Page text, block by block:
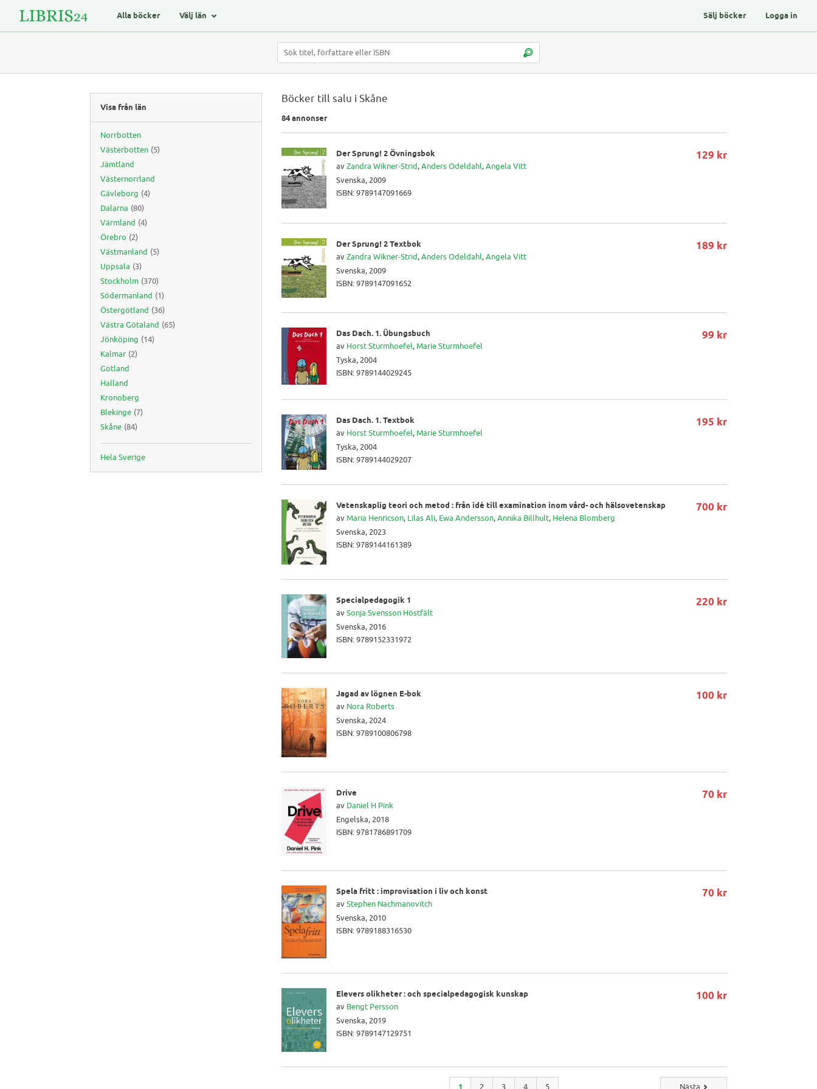
Alla böcker Välj län Sälj böcker Logga in
Visa från län
Norrbotten
Västerbotten (5)
Jämtland
Västernorrland
Gävleborg (4)
Dalarna (80)
Värmland (4)
Örebro (2)
Västmanland (5)
Uppsala (3)
Stockholm (370)
Södermanland (1)
Östergötland (36)
Västra Götaland (65)
Jönköping (14)
Kalmar (2)
Gotland
Halland
Kronoberg
Blekinge (7)
Skåne (84)
Hela Sverige
Böcker till salu i Skåne
84 annonser
Der Sprung! 2 Övningsbok
avZandra Wikner-Strid,Anders Odeldahl,Angela Vitt
Svenska, 2009
ISBN: 9789147091669
129 kr
Der Sprung! 2 Textbok
avZandra Wikner-Strid,Anders Odeldahl,Angela Vitt
Svenska, 2009
ISBN: 9789147091652
189 kr
Das Dach. 1. Übungsbuch
av Horst Sturmhoefel, Marie Sturmhoefel
Tyska, 2004
ISBN: 9789144029245
99 kr
Das Dach. 1. Textbok
av Horst Sturmhoefel, Marie Sturmhoefel
Tyska, 2004
ISBN: 9789144029207
195 kr
Vetenskaplig teori och metod : från idé till examination inom vård- och hälsovetenskap
av Maria Henricson, Lilas Ali, Ewa Andersson,Annika Billhult, Helena Blomberg
Svenska, 2023
ISBN: 9789144161389
700 kr
Specialpedagogik 1
avSonja Svensson Höstfält
Svenska, 2016
ISBN: 9789152331972
220 kr
Jagad av lögnen E-bok
av Nora Roberts
Svenska, 2024
ISBN: 9789100806798
100 kr
Drive
av Daniel H Pink
Engelska, 2018
ISBN: 9781786891709
70 kr
Spela fritt : improvisation i liv och konst
avStephen Nachmanovitch
Svenska, 2010
ISBN: 9789188316530
70 kr
Elevers olikheter : och specialpedagogisk kunskap
av Bengt Persson
Svenska, 2019
ISBN: 9789147129751
100 kr
2 3 4 5 Nästa